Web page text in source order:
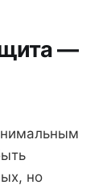
—
но